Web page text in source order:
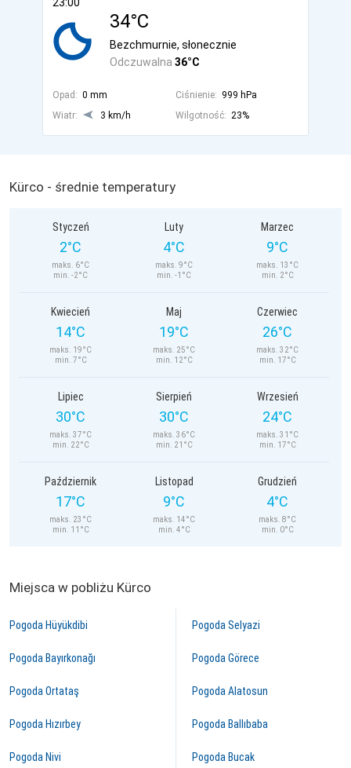
34°C
Odczuwalna 36°C
Bezchmurnie, słonecznie
Opad: 0 mm Ciśnienie: 999 hPa
Wiatr:
3 km/h Wilgotność: 23%
Kürco - średnie temperatury
Styczeń
2°C
maks. 6°C
min. -2°C
Luty
4°C
maks. 9°C
min. -1°C
Marzec
9°C
maks. 13°C
min. 2°C
Kwiecień
14°C
maks. 19°C
min. 7°C
Maj
19°C
maks. 25°C
min. 12°C
Czerwiec
26°C
maks. 32°C
min. 17°C
Lipiec
30°C
maks. 37°C
min. 22°C
Sierpień
30°C
maks. 36°C
min. 21°C
Wrzesień
24°C
maks. 31°C
min. 17°C
Październik
17°C
maks. 23°C
min. 11°C
Listopad
9°C
maks. 14°C
min. 4°C
Grudzień
4°C
maks. 8°C
min. 0°C
Miejsca w pobliżu Kürco
Pogoda Hüyükdibi
Pogoda Bayırkonağı
Pogoda Ortataş
Pogoda Hızırbey
Pogoda Nivi
Pogoda Selyazi
Pogoda Görece
Pogoda Alatosun
Pogoda Ballıbaba
Pogoda Bucak